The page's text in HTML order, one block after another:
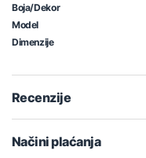
Boja/Dekor
Model
Dimenzije
Recenzije
Načini plaćanja